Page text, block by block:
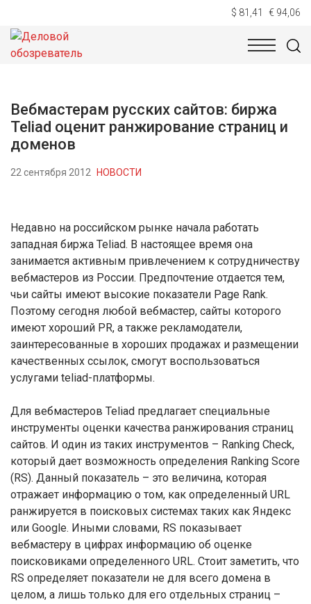
$ 81,41 € 94,06
НОВОСТИ
Вебмастерам русских сайтов: биржа
Teliad оценит ранжирование страниц и
доменов
22 сентября 2012 НОВОСТИ
Недавно на российском рынке начала работать
западная биржа Teliad. В настоящее время она
занимается активным привлечением к сотрудничеству
вебмастеров из России. Предпочтение отдается тем,
чьи сайты имеют высокие показатели Page Rank.
Поэтому сегодня любой вебмастер, сайты которого
имеют хороший PR, а также рекламодатели,
заинтересованные в хороших продажах и размещении
качественных ссылок, смогут воспользоваться
услугами teliad-платформы.
Для вебмастеров Teliad предлагает специальные
инструменты оценки качества ранжирования страниц
сайтов. И один из таких инструментов – Ranking Check,
который дает возможность определения Ranking Score
(RS). Данный показатель – это величина, которая
отражает информацию о том, как определенный URL
ранжируется в поисковых системах таких как Яндекс
или Google. Иными словами, RS показывает
вебмастеру в цифрах информацию об оценке
поисковиками определенного URL. Стоит заметить, что
RS определяет показатели не для всего домена в
целом, а лишь только для его отдельных страниц –